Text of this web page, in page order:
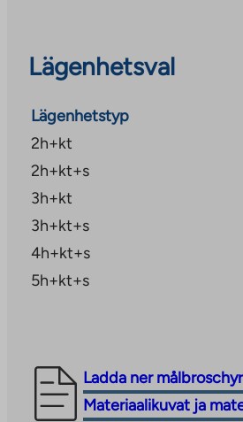
2h+kt+s, 52,0–55,0 m² (10
Inflyttningsavgifter från 32
919 €
3h+kt, 64,0 m² (5 st)
1027 €
3h+kt+s, 66,5–76,0 m² (11 st)
4h+kt+s, 85,0–86,5 m² (9 st)
Lägenhetsval
Lägenhetstyp
2h+kt
2h+kt+s
3h+kt
3h+kt+s
4h+kt+s
5h+kt+s
Ladda ner
The
link
Materiaalikuvat ja
The